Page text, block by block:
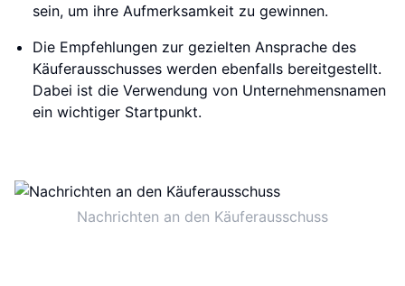
sein, um ihre Aufmerksamkeit zu gewinnen.
Die Empfehlungen zur gezielten Ansprache des
Käuferausschusses werden ebenfalls bereitgestellt.
Dabei ist die Verwendung von Unternehmensnamen
ein wichtiger Startpunkt.
Nachrichten an den Käuferausschuss